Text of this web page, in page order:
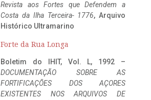
Revista aos Fortes que Defendem a
Costa da Ilha Terceira- 1776, Arquivo
Histórico Ultramarino
Forte da Rua Longa
Boletim do IHIT, Vol. L, 1992 –
DOCUMENTAÇÃO SOBRE AS
FORTIFICAÇÕES DOS AÇORES
EXISTENTES NOS ARQUIVOS DE